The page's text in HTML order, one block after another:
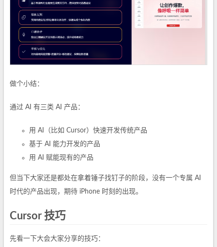
做个小结：
通过 AI 有三类 AI 产品：
用 AI（比如 Cursor）快速开发传统产品
基于 AI 能力开发的产品
用 AI 赋能现有的产品
但当下大家还是都处在拿着锤子找钉子的阶段，没有一个专属 AI
时代的产品出现，期待 iPhone 时刻的出现。
Cursor 技巧
先看一下大会大家分享的技巧：